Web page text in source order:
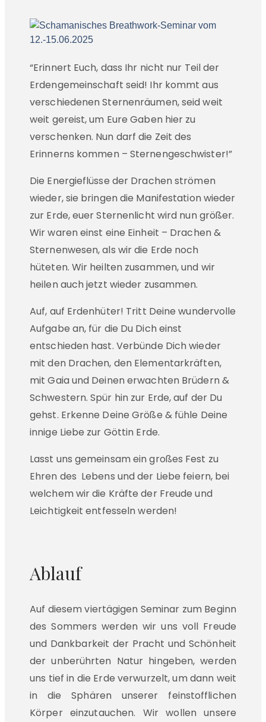
“Erinnert Euch, dass Ihr nicht nur Teil der
Erdengemeinschaft seid! Ihr kommt aus
verschiedenen Sternenräumen, seid weit
weit gereist, um Eure Gaben hier zu
verschenken. Nun darf die Zeit des
Erinnerns kommen – Sternengeschwister!”
Die Energieflüsse der Drachen strömen
wieder, sie bringen die Manifestation wieder
zur Erde, euer Sternenlicht wird nun größer.
Wir waren einst eine Einheit – Drachen &
Sternenwesen, als wir die Erde noch
hüteten. Wir heilten zusammen, und wir
heilen auch jetzt wieder zusammen.
Auf, auf Erdenhüter! Tritt Deine wundervolle
Aufgabe an, für die Du Dich einst
entschieden hast. Verbünde Dich wieder
mit den Drachen, den Elementarkräften,
mit Gaia und Deinen erwachten Brüdern &
Schwestern. Spür hin zur Erde, auf der Du
gehst. Erkenne Deine Größe & fühle Deine
innige Liebe zur Göttin Erde.
Lasst uns gemeinsam ein großes Fest zu
Ehren des Lebens und der Liebe feiern, bei
welchem wir die Kräfte der Freude und
Leichtigkeit entfesseln werden!
Ablauf
Auf diesem viertägigen Seminar zum Beginn
des Sommers werden wir uns voll Freude
und Dankbarkeit der Pracht und Schönheit
der unberührten Natur hingeben, werden
uns tief in die Erde verwurzelt, um dann weit
in die Sphären unserer feinstofflichen
Körper einzutauchen. Wir wollen unsere